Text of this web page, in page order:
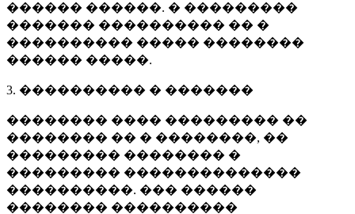
������ ������. � ���������
������� ���������� �� �
���������� ����� ��������
������ �����.
3. ���������� � �������
�������� ���� ��������� ��
�������� �� � ��������, ��
��������� �������� �
��������� ��������������
����������. ��� ������
�������� ����������